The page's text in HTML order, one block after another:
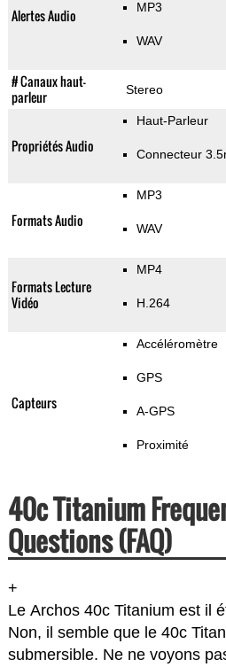
Alertes Audio MP3
WAV
# Canaux haut-
parleur
Stereo
Propriétés Audio
Haut-Parleur
Connecteur
Formats Audio
MP3
WAV
Formats Lecture
Vidéo
MP4
H.264
Capteurs
Accéléromètre
GPS
A-GPS
Proximité
40c Titanium
Questions (FAQ)
+
Le Archos 40c Titanium est il
Non, il semble que le 40c
submersible. Ne ne voyons